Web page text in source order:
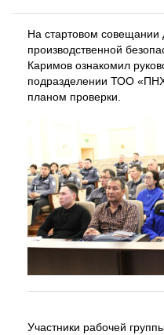
На стартовом совещании
производственной
Каримов ознакомил
подразделении ТОО
планом проверки.
Участники рабочей